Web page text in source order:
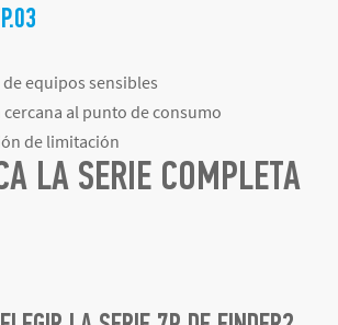
equipos sensibles
al punto de consumo
de limitación
LA SERIE COMPLETA